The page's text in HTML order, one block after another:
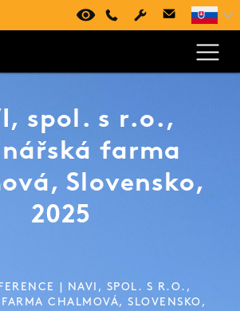
spol. s r.o.,
farma
Slovensko,
2025
| NAVI, SPOL. S R.O.,
CHALMOVÁ, SLOVENSKO,